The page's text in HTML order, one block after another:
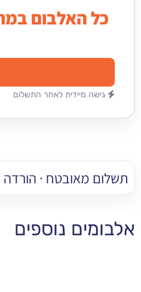
כל האלבום
גישה מיידית לאחר התשלום
תשלום מאובטח · הורדה
אלבומים נוספים